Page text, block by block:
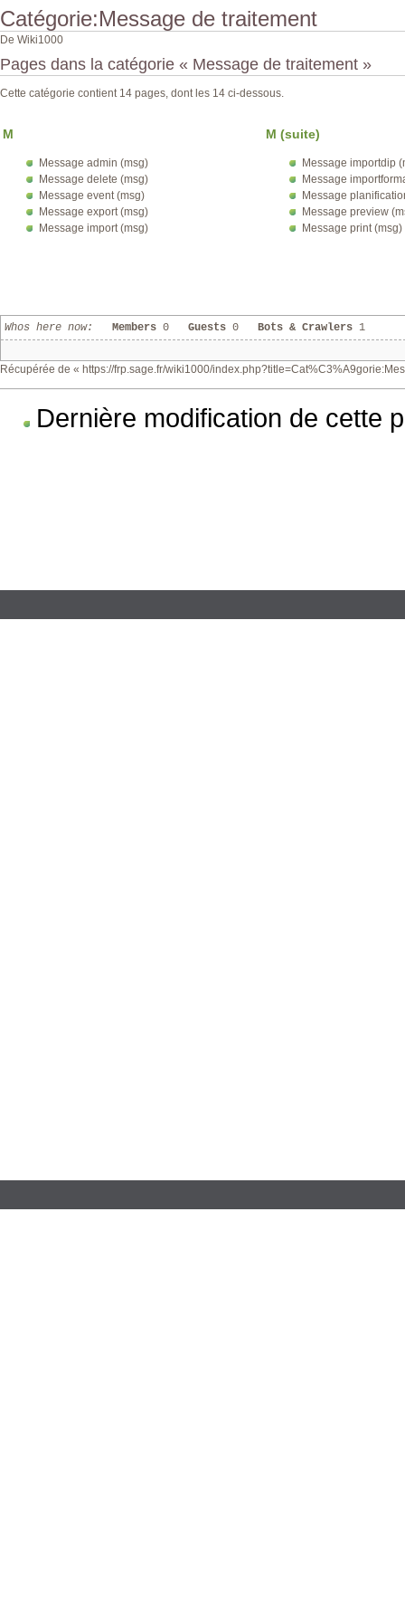
Catégorie:Message de traitement
De Wiki1000
Pages dans la catégorie « Message de traitement »
Cette catégorie contient 14 pages, dont les 14 ci-dessous.
M
Message admin (msg)
Message delete (msg)
Message event (msg)
Message export (msg)
Message import (msg)
M (suite)
Message importdip
Message
Message
Message preview
Message print (msg)
Whos here now: Members 0 Guests 0 Bots & Crawlers 1
Récupérée de « https://frp.sage.fr/wiki1000/
Dernière modification de cette